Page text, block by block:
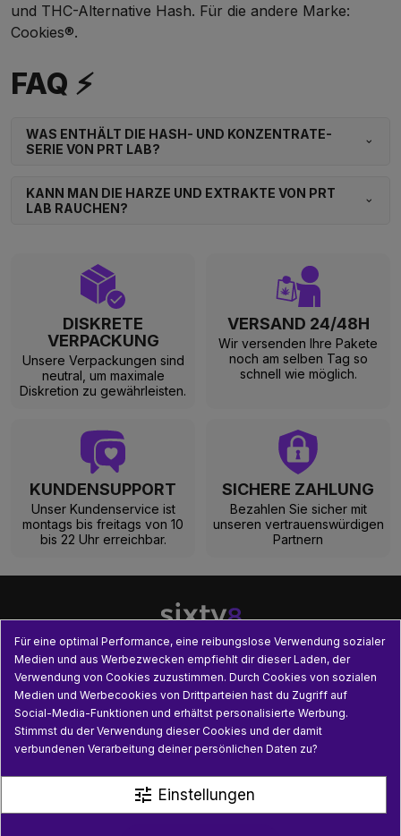
und THC-Alternative Hash. Für die andere Marke:
Cookies®.
FAQ ⚡
WAS ENTHÄLT DIE HASH- UND KONZENTRATE-
SERIE VON PRT LAB?
KANN MAN DIE HARZE UND EXTRAKTE VON PRT
LAB RAUCHEN?
DISKRETE
VERPACKUNG
Unsere Verpackungen sind
neutral, um maximale
Diskretion zu gewährleisten.
VERSAND 24/48H
Wir versenden Ihre Pakete
noch am selben Tag so
schnell wie möglich.
KUNDENSUPPORT
Unser Kundenservice ist
montags bis freitags von 10
bis 22 Uhr erreichbar.
SICHERE ZAHLUNG
Bezahlen Sie sicher mit
unseren vertrauenswürdigen
Partnern
UNSERE PRODUKTE 
PRAKTISCHE INFORMATIONEN
NÜTZLICHE LINKS 
Für eine optimal Performance, eine reibungslose Verwendung sozialer
Medien und aus Werbezwecken empfiehlt dir dieser Laden, der
Verwendung von Cookies zuzustimmen. Durch Cookies von sozialen
Medien und Werbecookies von Drittparteien hast du Zugriff auf
Social-Media-Funktionen und erhältst personalisierte Werbung.
Stimmst du der Verwendung dieser Cookies und der damit
verbundenen Verarbeitung deiner persönlichen Daten zu?
tune Einstellungen